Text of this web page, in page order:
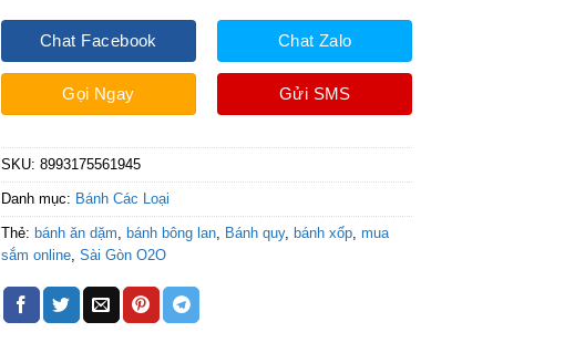
Chat Facebook
Gọi Ngay
Chat Zalo
Gửi SMS
SKU:8993175561945
Danh mục: Bánh Các Loại
Thẻ: bánh ăn dặm, bánh bông lan, Bánh quy, bánh xốp,mua
sắm online,Sài Gòn O2O